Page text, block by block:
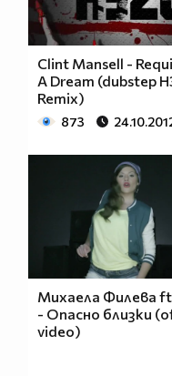
Clint Mansell -
A Dream (dubstep
Remix)
873
Михаела Филева
- Опасно близки
video)